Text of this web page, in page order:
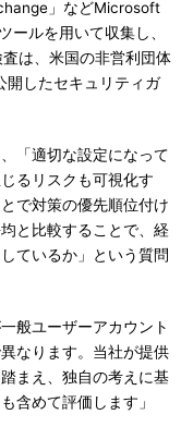
」などMicrosoft
ールを用いて収集し、
は、米国の非営利団体
したセキュリティガ
「適切な設定になって
るリスクも可視化す
で対策の優先順位付け
と比較することで、経
ているか」という質問
般ユーザーアカウント
なります。当社が提供
まえ、独自の考えに基
含めて評価します」